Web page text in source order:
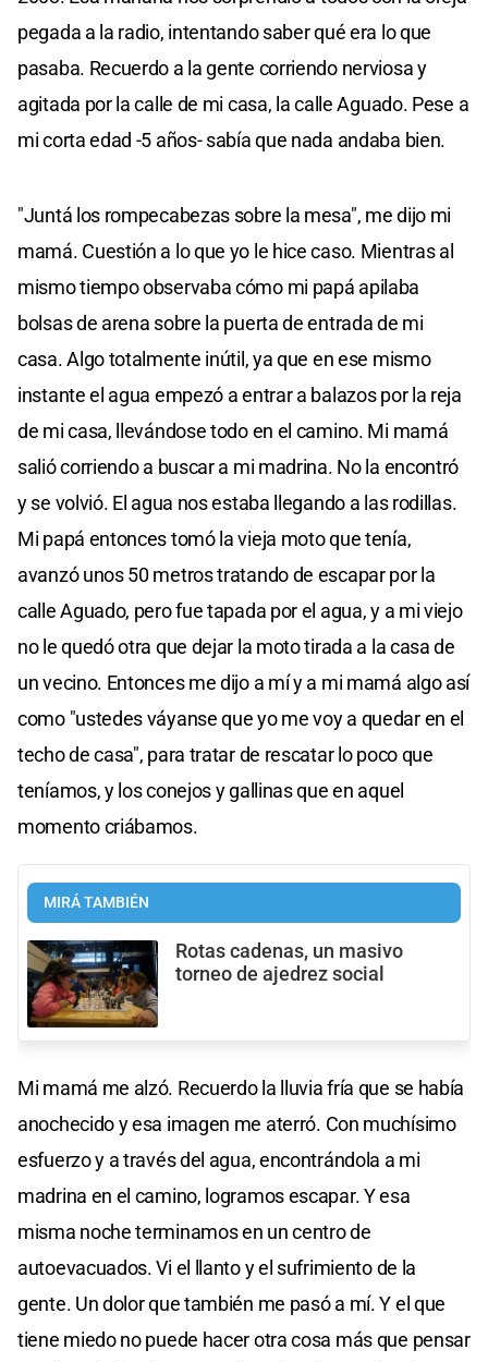
pegada a la radio, intentando saber qué era lo que
pasaba. Recuerdo a la gente corriendo nerviosa y
agitada por la calle de mi casa, la calle Aguado. Pese a
mi corta edad -5 años- sabía que nada andaba bien.
"Juntá los rompecabezas sobre la mesa", me dijo mi
mamá. Cuestión a lo que yo le hice caso. Mientras al
mismo tiempo observaba cómo mi papá apilaba
bolsas de arena sobre la puerta de entrada de mi
casa. Algo totalmente inútil, ya que en ese mismo
instante el agua empezó a entrar a balazos por la reja
de mi casa, llevándose todo en el camino. Mi mamá
salió corriendo a buscar a mi madrina. No la encontró
y se volvió. El agua nos estaba llegando a las rodillas.
Mi papá entonces tomó la vieja moto que tenía,
avanzó unos 50 metros tratando de escapar por la
calle Aguado, pero fue tapada por el agua, y a mi viejo
no le quedó otra que dejar la moto tirada a la casa de
un vecino. Entonces me dijo a mí y a mi mamá algo así
como "ustedes váyanse que yo me voy a quedar en el
techo de casa", para tratar de rescatar lo poco que
teníamos, y los conejos y gallinas que en aquel
momento criábamos.
MIRÁ TAMBIÉN
Rotas cadenas, un masivo
torneo de ajedrez social
Mi mamá me alzó. Recuerdo la lluvia fría que se había
anochecido y esa imagen me aterró. Con muchísimo
esfuerzo y a través del agua, encontrándola a mi
madrina en el camino, logramos escapar. Y esa
misma noche terminamos en un centro de
autoevacuados. Vi el llanto y el sufrimiento de la
gente. Un dolor que también me pasó a mí. Y el que
tiene miedo no puede hacer otra cosa más que pensar